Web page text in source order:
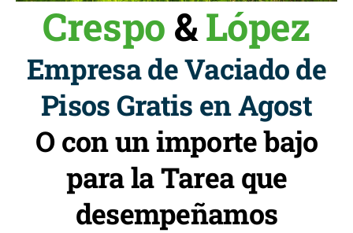
Crespo &López
Empresa de Vaciado de
Pisos Gratis en Agost
O con un importe bajo
para la Tarea que
desempeñamos